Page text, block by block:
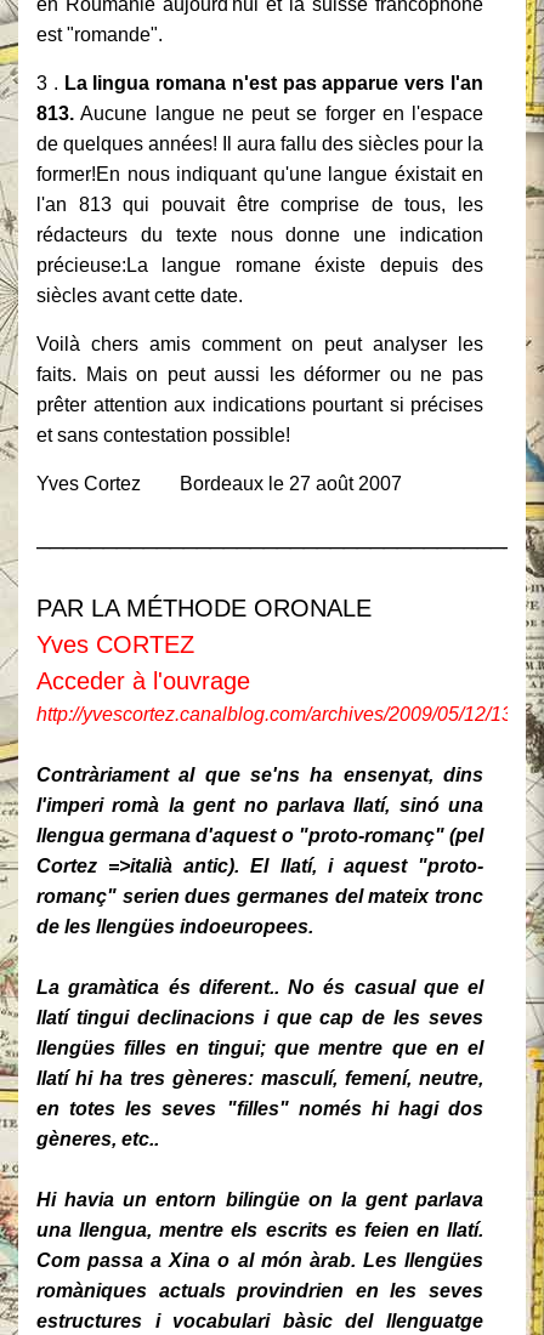
est "romande".
3 . La lingua romana n'est pas apparue vers l'an
813. Aucune langue ne peut se forger en l'espace
de quelques années! Il aura fallu des siècles pour la
former!En nous indiquant qu'une langue éxistait en
l'an 813 qui pouvait être comprise de tous, les
rédacteurs du texte nous donne une indication
précieuse:La langue romane éxiste depuis des
siècles avant cette date.
Voilà chers amis comment on peut analyser les
faits. Mais on peut aussi les déformer ou ne pas
prêter attention aux indications pourtant si précises
et sans contestation possible!
Yves Cortez Bordeaux le 27 août 2007
PAR LA MÉTHODE ORONALE
Yves CORTEZ
Acceder à l'ouvrage
http://yvescortez.canalblog.com/archives/2009/05/12/
Contràriament al que se'ns ha ensenyat, dins
l'imperi romà la gent no parlava llatí, sinó una
llengua germana d'aquest o "proto-romanç" (pel
Cortez =>italià antic). El llatí, i aquest "proto-
romanç" serien dues germanes del mateix tronc
de les llengües indoeuropees.
La gramàtica és diferent.. No és casual que el
llatí tingui declinacions i que cap de les seves
llengües filles en tingui; que mentre que en el
llatí hi ha tres gèneres: masculí, femení, neutre,
en totes les seves "filles" només hi hagi dos
gèneres, etc..
Hi havia un entorn bilingüe on la gent parlava
una llengua, mentre els escrits es feien en llatí.
Com passa a Xina o al món àrab. Les llengües
romàniques actuals provindrien en les seves
estructures i vocabulari bàsic del llenguatge